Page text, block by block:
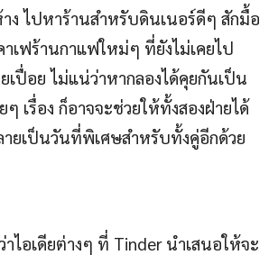
ง ไปหาร้านสำหรับดินเนอร์ดีๆ สักมื้อ
เฟร้านกาแฟใหม่ๆ ที่ยังไม่เคยไป
เปื่อย ไม่แน่ว่าหากลองได้คุยกันเป็น
เรื่อง ก็อาจจะช่วยให้ทั้งสองฝ่ายได้
ยเป็นวันที่พิเศษสำหรับทั้งคู่อีกด้วย
าไอเดียต่างๆ ที่ Tinder นำเสนอให้จะ